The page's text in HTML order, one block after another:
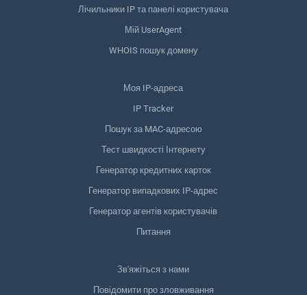
Лічильники IP та панелі користувача
Мій UserAgent
WHOIS пошук домену
Моя IP-адреса
IP Tracker
Пошук за MAC-адресою
Тест швидкості Інтернету
Генератор кредитних карток
Генератор випадкових IP-адрес
Генератор агентів користувачів
Питання
Зв'яжіться з нами
Повідомити про зловживання